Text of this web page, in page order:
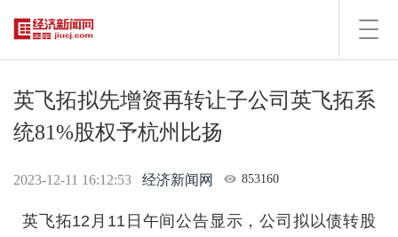
英飞拓拟先增资再转让子公司英飞拓系
统81%股权予杭州比扬
2023-12-11 16:12:53 经济新闻网 853160
英飞拓12月11日午间公告显示，公司拟以债转股